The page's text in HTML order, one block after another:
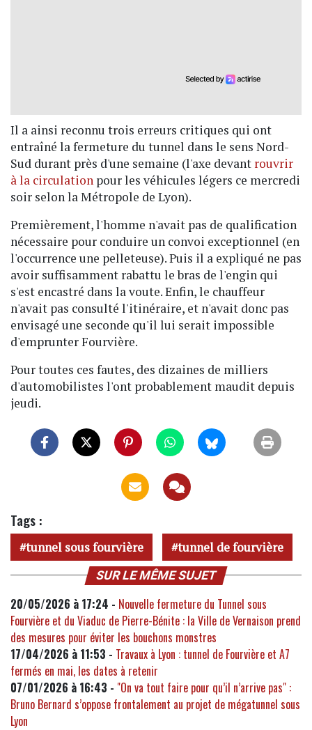
Il a ainsi reconnu trois erreurs critiques qui ont
entraîné la fermeture du tunnel dans le sens Nord-
Sud durant près d'une semaine (l'axe devant rouvrir
à la circulation pour les véhicules légers ce mercredi
soir selon la Métropole de Lyon).
Premièrement, l'homme n'avait pas de qualification
nécessaire pour conduire un convoi exceptionnel (en
l'occurrence une pelleteuse). Puis il a expliqué ne pas
avoir suffisamment rabattu le bras de l'engin qui
s'est encastré dans la voute. Enfin, le chauffeur
n'avait pas consulté l'itinéraire, et n'avait donc pas
envisagé une seconde qu'il lui serait impossible
d'emprunter Fourvière.
Pour toutes ces fautes, des dizaines de milliers
d'automobilistes l'ont probablement maudit depuis
jeudi.
Tags :
tunnel sous fourvière tunnel de fourvière
SUR LE MÊME SUJET
20/05/2026 à 17:24 - Nouvelle fermeture du Tunnel sous
Fourvière et du Viaduc de Pierre-Bénite : la Ville de Vernaison prend
des mesures pour éviter les bouchons monstres
17/04/2026 à 11:53 - Travaux à Lyon : tunnel de Fourvière et A7
fermés en mai, les dates à retenir
07/01/2026 à 16:43 - "On va tout faire pour qu’il n’arrive pas" :
Bruno Bernard s’oppose frontalement au projet de mégatunnel sous
Lyon